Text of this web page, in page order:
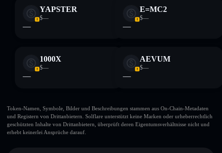
YAPSTER
$—
—
E=MC2
$—
—
1000X
$—
—
AEVUM
$—
—
Token-Namen, Symbole, Bilder und Beschreibungen stammen aus On-Chain-Metadaten
und Registern von Drittanbietern. Solflare unterstützt keine Marken oder urheberrechtlich
geschützten Inhalte von Drittanbietern, überprüft deren Eigentumsverhältnisse nicht und
erhebt keinerlei Ansprüche darauf.